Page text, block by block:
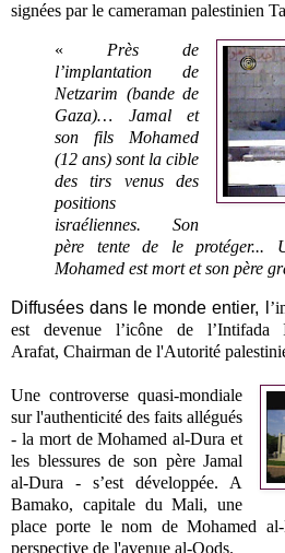
signées par le cameraman palestinien
« Près de
l’implantation de
Netzarim (bande de
Gaza)… Jamal et
son fils Mohamed
(12 ans) sont la cible
des tirs venus des
positions
israéliennes. Son
père tente de le protéger...
Mohamed est mort et son père
Diffusées dans le monde entier, l
est devenue l’icône de l’Intifada
Arafat, Chairman de l'Autorité
Une controverse quasi-mondiale
sur l'authenticité des faits allégués
- la mort de Mohamed al-Dura et
les blessures de son père Jamal
al-Dura - s’est développée. A
Bamako, capitale du Mali, une
place porte le nom de Mohamed
perspective de l'avenue al-Qods.